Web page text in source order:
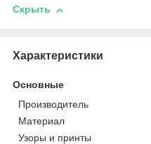
Скрыть
Характеристики
Основные
Производитель
Материал
Узоры и принты